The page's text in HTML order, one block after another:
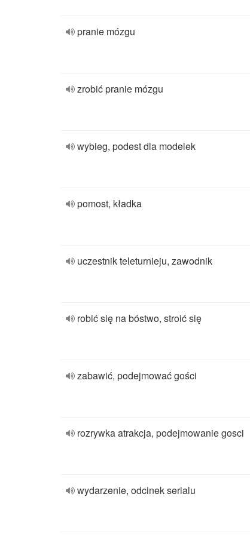
pranie mózgu
zrobić pranie mózgu
wybieg, podest dla modelek
pomost, kładka
uczestnik teleturnieju, zawodnik
robić się na bóstwo, stroić się
zabawić, podejmować gości
rozrywka atrakcja, podejmowanie gosci
wydarzenie, odcinek serialu